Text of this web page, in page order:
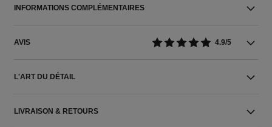
INFORMATIONS COMPLÉMENTAIRES
AVIS 4.9/5
L'ART DU DÉTAIL
LIVRAISON & RETOURS